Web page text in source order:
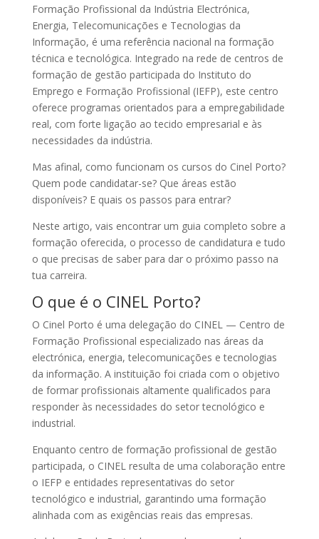
Formação Profissional da Indústria Electrónica,
Energia, Telecomunicações e Tecnologias da
Informação, é uma referência nacional na formação
técnica e tecnológica. Integrado na rede de centros de
formação de gestão participada do Instituto do
Emprego e Formação Profissional (IEFP), este centro
oferece programas orientados para a empregabilidade
real, com forte ligação ao tecido empresarial e às
necessidades da indústria.
Mas afinal, como funcionam os cursos do Cinel Porto?
Quem pode candidatar-se? Que áreas estão
disponíveis? E quais os passos para entrar?
Neste artigo, vais encontrar um guia completo sobre a
formação oferecida, o processo de candidatura e tudo
o que precisas de saber para dar o próximo passo na
tua carreira.
O que é o CINEL Porto?
O Cinel Porto é uma delegação do CINEL — Centro de
Formação Profissional especializado nas áreas da
electrónica, energia, telecomunicações e tecnologias
da informação. A instituição foi criada com o objetivo
de formar profissionais altamente qualificados para
responder às necessidades do setor tecnológico e
industrial.
Enquanto centro de formação profissional de gestão
participada, o CINEL resulta de uma colaboração entre
o IEFP e entidades representativas do setor
tecnológico e industrial, garantindo uma formação
alinhada com as exigências reais das empresas.